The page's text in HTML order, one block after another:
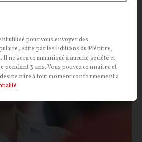
utilisé pour vous envoyer des
édité par les Editions du Plénitre,
ne sera communiqué à aucune société et
pendant 3 ans. Vous pouvez connaître et
à tout moment conformément à